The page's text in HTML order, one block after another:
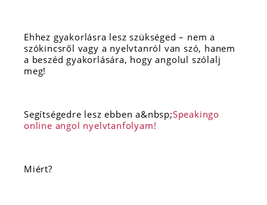
Ehhez gyakorlásra lesz szükséged – nem a
szókincsről vagy a nyelvtanról van szó, hanem
a beszéd gyakorlására, hogy angolul szólalj
meg!
Segítségedre lesz ebben a&nbsp;Speakingo
online angol nyelvtanfolyam!
Miért?